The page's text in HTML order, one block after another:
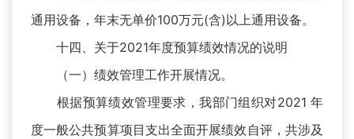
通用设备，年末无单价100万元(含)以上通用设备。
十四、关于2021年度预算绩效情况的说明
（一）绩效管理工作开展情况。
根据预算绩效管理要求，我部门组织对2021 年
度一般公共预算项目支出全面开展绩效自评，共涉及